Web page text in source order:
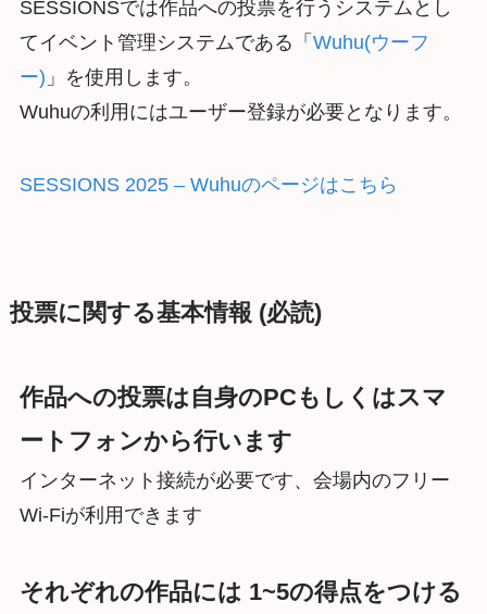
SESSIONSでは作品への投票を行うシステムとし
てイベント管理システムである「 Wuhu(ウーフ
ー) 」を使用します。
Wuhuの利用にはユーザー登録が必要となります。
SESSIONS 2025 – Wuhuのページはこちら
投票に関する基本情報 (必読)
作品への投票は自身のPCもしくはスマ
ートフォンから行います
インターネット接続が必要です、会場内のフリー
Wi-Fiが利用できます
それぞれの作品には 1~5の得点をつける